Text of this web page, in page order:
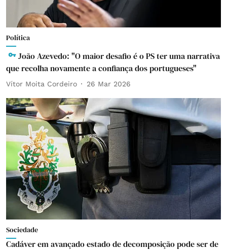
Política
João Azevedo: "O maior desafio é o PS ter uma narrativa
que recolha novamente a confiança dos portugueses"
Vítor Moita Cordeiro 26 Mar 2026
Sociedade
Cadáver em avançado estado de decomposição pode ser de